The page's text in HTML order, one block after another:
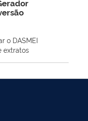
o DASMEI
extratos